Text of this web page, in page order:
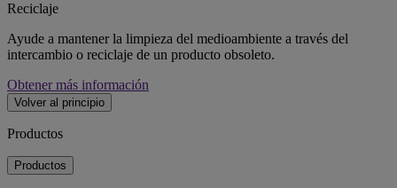
Reciclaje
Ayude a mantener la limpieza del medioambiente a través del
intercambio o reciclaje de un producto obsoleto.
Obtener más información
Volver al principio
Productos
Productos